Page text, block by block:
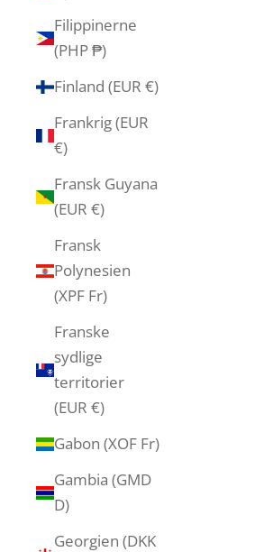
Filippinerne
(PHP ₱)
Finland (EUR €)
Frankrig (EUR
€)
Fransk Guyana
(EUR €)
Fransk
Polynesien
(XPF Fr)
Franske
sydlige
territorier
(EUR €)
Gabon (XOF Fr)
Gambia (GMD
D)
Georgien (DKK